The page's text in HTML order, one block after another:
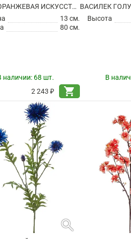
ВАНДА ОРАНЖЕВАЯ ИСКУССТВЕННАЯ
13 см.
80 см.
наличии: 68 шт.
2 243 ₽
shopping_cart
Высота
В
search